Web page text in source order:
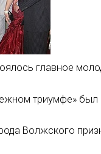
главное
триумфе» был
Волжского